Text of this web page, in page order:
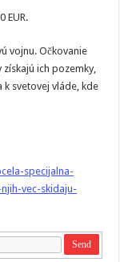
EUR.
vojnu. Očkovanie
ich pozemky,
k svetovej vláde, kde
specijalna-
vec-skidaju-